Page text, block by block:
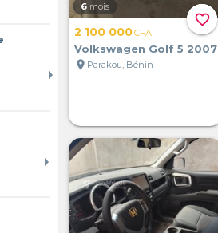
favorite_border
6 mois
2 100 000CFA
Volkswagen Golf 5 2007
location_on Parakou, Bénin